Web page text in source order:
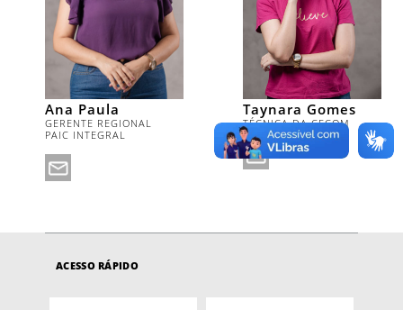
Ana Paula
GERENTE REGIONAL
PAIC INTEGRAL
Taynara Gomes
TÉCNICA DA CECOM
ACESSO RÁPIDO